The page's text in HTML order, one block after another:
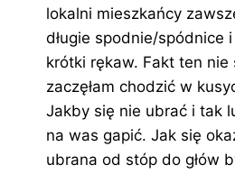
lokalni mieszkańcy
długie spodnie/spódnice
krótki rękaw. Fakt ten nie
zaczęłam chodzić w
Jakby się nie ubrać i tak
na was gapić. Jak się
ubrana od stóp do głów